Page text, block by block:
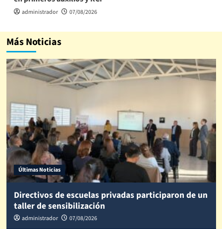
administrador 07/08/2026
Más Noticias
Últimas Noticias
Directivos de escuelas privadas participaron de un
taller de sensibilización
administrador 07/08/2026